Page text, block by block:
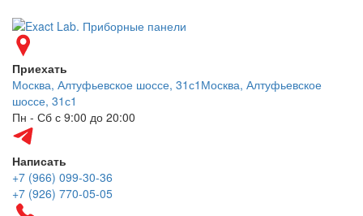
Приехать
Москва, Алтуфьевское шоссе, 31с1 Москва, Алтуфьевское
шоссе, 31с1
Пн - Сб с 9:00 до 20:00
Написать
+7 (966) 099-30-36
+7 (926) 770-05-05